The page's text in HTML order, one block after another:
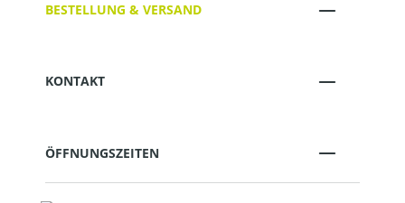
BESTELLUNG & VERSAND
KONTAKT
ÖFFNUNGSZEITEN